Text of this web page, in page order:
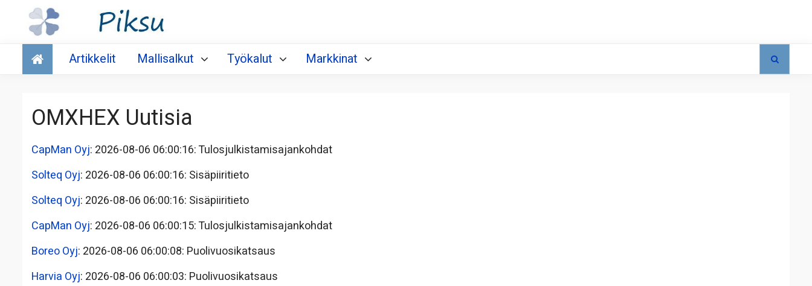
Talous
Artikkelit Mallisalkut Työkalut Markkinat
OMXHEX Uutisia
CapMan Oyj: 2026-08-06 06:00:16: Tulosjulkistamisajankohdat
Solteq Oyj: 2026-08-06 06:00:16: Sisäpiiritieto
Solteq Oyj: 2026-08-06 06:00:16: Sisäpiiritieto
CapMan Oyj: 2026-08-06 06:00:15: Tulosjulkistamisajankohdat
Boreo Oyj: 2026-08-06 06:00:08: Puolivuosikatsaus
Harvia Oyj: 2026-08-06 06:00:03: Puolivuosikatsaus